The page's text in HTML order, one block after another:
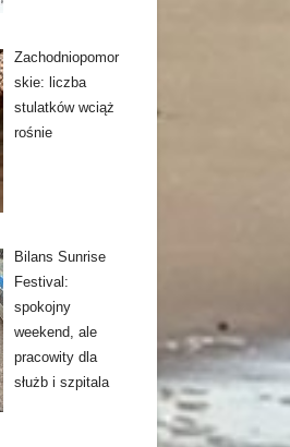
Zachodniopomor
skie: liczba
stulatków wciąż
rośnie
Bilans Sunrise
Festival:
spokojny
weekend, ale
pracowity dla
służb i szpitala